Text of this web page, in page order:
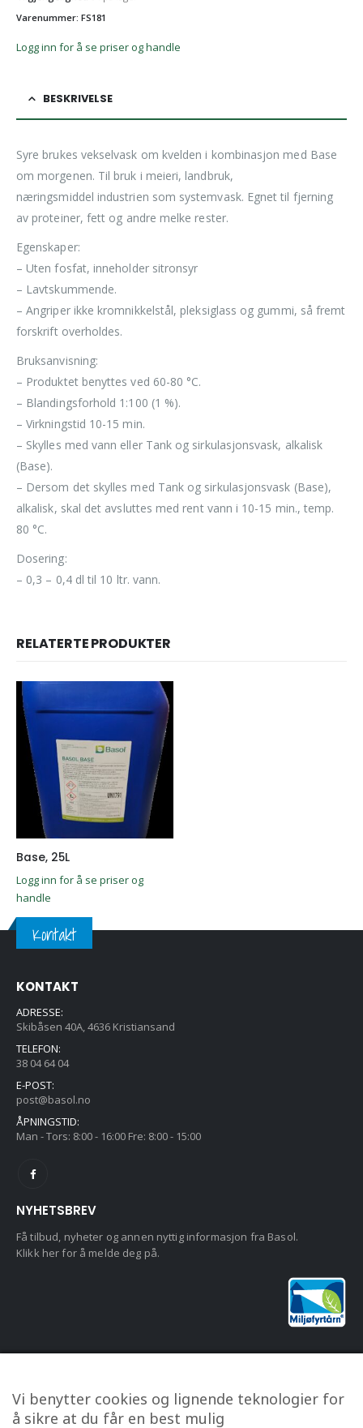
Varenummer: FS181
Logg inn for å se priser og handle
BESKRIVELSE
Syre brukes vekselvask om kvelden i kombinasjon med Base
om morgenen. Til bruk i meieri, landbruk,
næringsmiddel industrien som systemvask. Egnet til fjerning
av proteiner, fett og andre melke rester.
Egenskaper:
– Uten fosfat, inneholder sitronsyr
– Lavtskummende.
– Angriper ikke kromnikkelstål, pleksiglass og gummi, så fremt
forskrift overholdes.
Bruksanvisning:
– Produktet benyttes ved 60-80 °C.
– Blandingsforhold 1:100 (1 %).
– Virkningstid 10-15 min.
– Skylles med vann eller Tank og sirkulasjonsvask, alkalisk
(Base).
– Dersom det skylles med Tank og sirkulasjonsvask (Base),
alkalisk, skal det avsluttes med rent vann i 10-15 min., temp.
80 °C.
Dosering:
– 0,3 – 0,4 dl til 10 ltr. vann.
RELATERTE PRODUKTER
Base, 25L
Logg inn for å se priser og
handle
Kontakt
KONTAKT
ADRESSE:
Skibåsen 40A, 4636 Kristiansand
TELEFON:
38 04 64 04
E-POST:
post@basol.no
ÅPNINGSTID:
Man - Tors: 8:00 - 16:00 Fre: 8:00 - 15:00
NYHETSBREV
Få tilbud, nyheter og annen nyttig informasjon fra Basol.
Klikk her for å melde deg på.
KUNDESERVICE
Om oss
Vi benytter cookies og lignende teknologier for
å sikre at du får en best mulig